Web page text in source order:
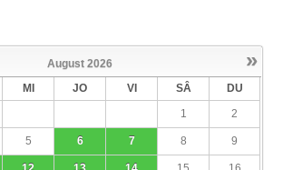
»
August 2026
MI JO VI SÂ
DU
1
2
5 6 7 8 9